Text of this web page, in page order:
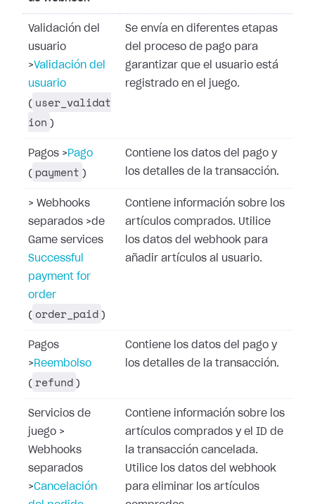
Validación del
usuario
>Validación del
usuario
( user_validat
ion )
Se envía en diferentes etapas
del proceso de pago para
garantizar que el usuario está
registrado en el juego.
Pagos > Pago
( payment )
Contiene los datos del pago y
los detalles de la transacción.
> Webhooks
separados >de
Game services
Successful
payment for
order
( order_paid )
Contiene información sobre los
artículos comprados. Utilice
los datos del webhook para
añadir artículos al usuario.
Pagos
> Reembolso
( refund )
Contiene los datos del pago y
los detalles de la transacción.
Servicios de
juego >
Webhooks
separados
>Cancelación
Contiene información sobre los
artículos comprados y el ID de
la transacción cancelada.
Utilice los datos del webhook
para eliminar los artículos